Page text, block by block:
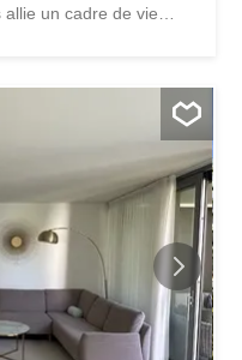
un cadre de vie
architecture réfléchie,
résidentiel
sur le lac de Murten.
vous trouvez au bord du
au second plan.
le long de l’eau, une
journées d’été
lac, vous vivez là où les
saillants Appartement
par ascenseur 5.5
habitable nette